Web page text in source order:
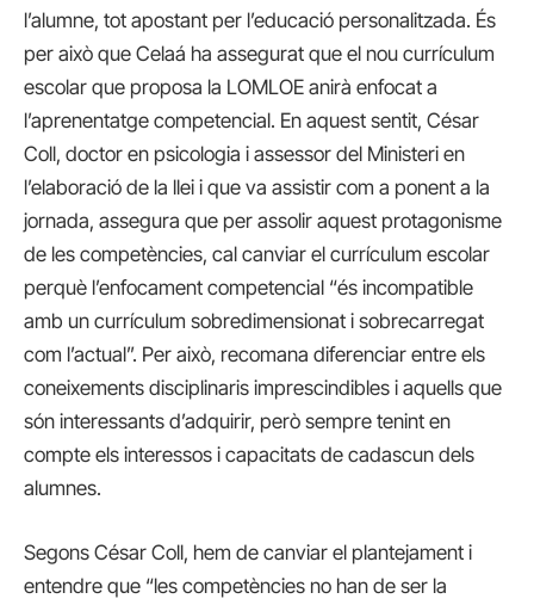
l’alumne, tot apostant per l’educació personalitzada. És
per això que Celaá ha assegurat que el nou currículum
escolar que proposa la LOMLOE anirà enfocat a
l’aprenentatge competencial. En aquest sentit, César
Coll, doctor en psicologia i assessor del Ministeri en
l’elaboració de la llei i que va assistir com a ponent a la
jornada, assegura que per assolir aquest protagonisme
de les competències, cal canviar el currículum escolar
perquè l’enfocament competencial “és incompatible
amb un currículum sobredimensionat i sobrecarregat
com l’actual”. Per això, recomana diferenciar entre els
coneixements disciplinaris imprescindibles i aquells que
són interessants d’adquirir, però sempre tenint en
compte els interessos i capacitats de cadascun dels
alumnes.
Segons César Coll, hem de canviar el plantejament i
entendre que “les competències no han de ser la